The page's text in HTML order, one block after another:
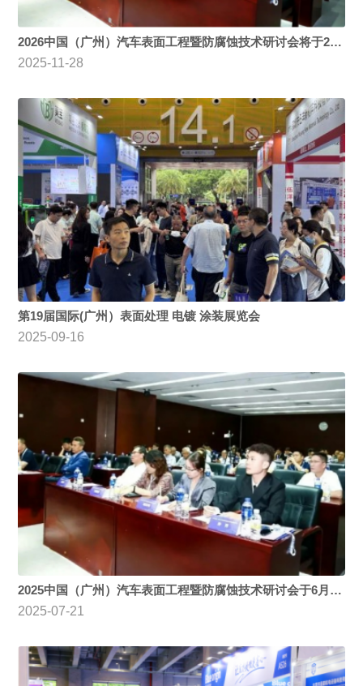
2026中国（广州）汽车表面工程暨防腐蚀技术研讨会将于2026年6月11日在广州·广交会展馆举办！
2025-11-28
第19届国际(广州）表面处理 电镀 涂装展览会
2025-09-16
2025中国（广州）汽车表面工程暨防腐蚀技术研讨会于6月17日在于广州成功举办
2025-07-21